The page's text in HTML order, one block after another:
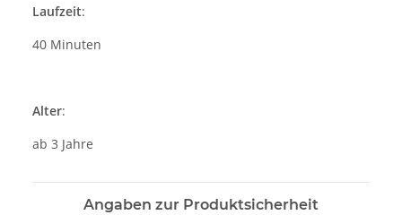
Laufzeit:
40 Minuten
Alter:
ab 3 Jahre
Angaben zur Produktsicherheit